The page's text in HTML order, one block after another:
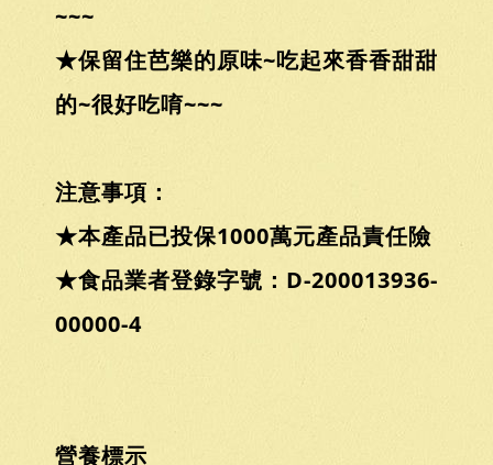
~~~
★保留住芭樂的原味~吃起來香香甜甜
的~很好吃唷~~~
注意事項：
★本產品已投保1000萬元產品責任險
★食品業者登錄字號：D-200013936-
00000-4
營養標示